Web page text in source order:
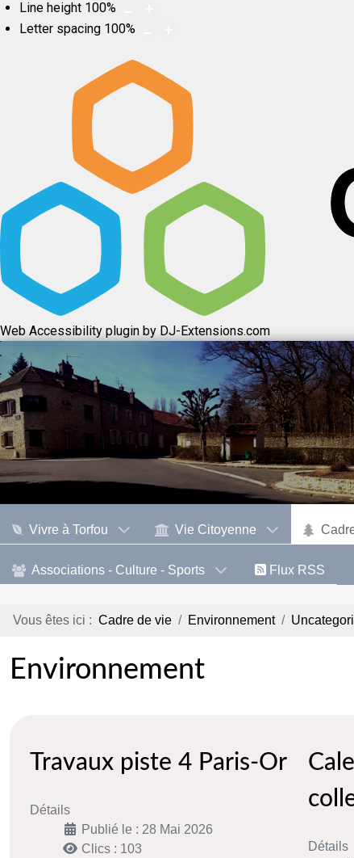
Line height 100%
Letter spacing 100%
Web Accessibility plugin by DJ-Extensions.com
Vivre à Torfou Vie Citoyenne
Associations - Culture - Sports Flux RSS
Vous êtes ici : Cadre de vie Environnement
Environnement
Travaux piste 4 Paris-Orly
Détails
Publié le : 28 Mai 2026
Clics : 103
Détails